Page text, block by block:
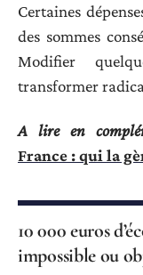
Certaines
des sommes
Modifier
transformer
A lire en
France : qui la
10 000 euros
impossible ou